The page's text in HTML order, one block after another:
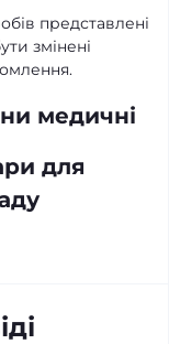
представлені
змінені
медичні
для